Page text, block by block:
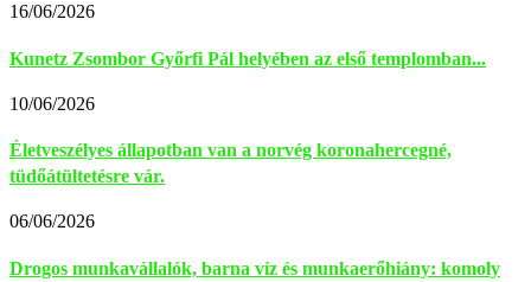
16/06/2026
Kunetz Zsombor Győrfi Pál helyében az első templomban...
10/06/2026
Életveszélyes állapotban van a norvég koronahercegné,
tüdőátültetésre vár.
06/06/2026
Drogos munkavállalók, barna víz és munkaerőhiány: komoly